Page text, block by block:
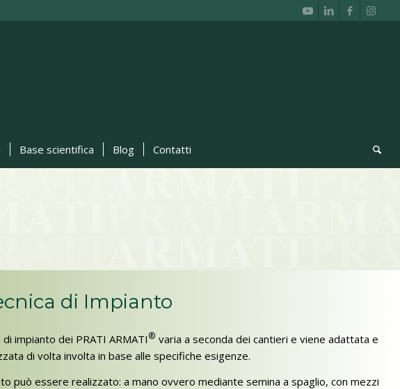
Base scientifica Blog Contatti
di Impianto
di impianto dei PRATI ARMATI® varia a seconda dei cantieri e viene adattata e
di volta involta in base alle specifiche esigenze.
può essere realizzato: a mano ovvero mediante semina a spaglio, con mezzi